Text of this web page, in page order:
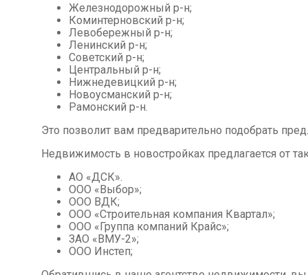
Железнодорожный р-н;
Коминтерновский р-н;
Левобережный р-н;
Ленинский р-н;
Советский р-н;
Центральный р-н;
Нижнедевицкий р-н;
Новоусманский р-н;
Рамонский р-н.
Это позволит вам предварительно подобрать
Недвижимость в новостройках предлагается от
АО «ДСК».
ООО «Выбор»;
ООО ВДК;
ООО «Строительная компания Квартал»;
ООО «Группа компаний Крайс»;
ЗАО «ВМУ-2»;
ООО Инстеп;